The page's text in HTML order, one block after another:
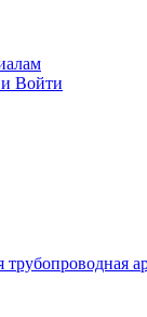
Войти
трубопроводная